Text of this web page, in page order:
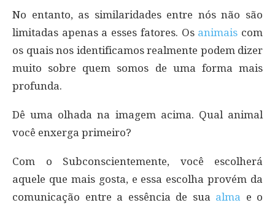
No entanto, as similaridades entre nós não são
limitadas apenas a esses fatores. Os animais com
os quais nos identificamos realmente podem dizer
muito sobre quem somos de uma forma mais
profunda.
Dê uma olhada na imagem acima. Qual animal
você enxerga primeiro?
Com o Subconscientemente, você escolherá
aquele que mais gosta, e essa escolha provém da
comunicação entre a essência de sua alma e o